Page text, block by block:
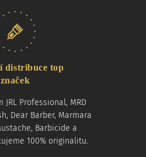
distribuce top
značek
JRL Professional, MRD
Dear Barber, Marmara
Barbicide a
100% originalitu.